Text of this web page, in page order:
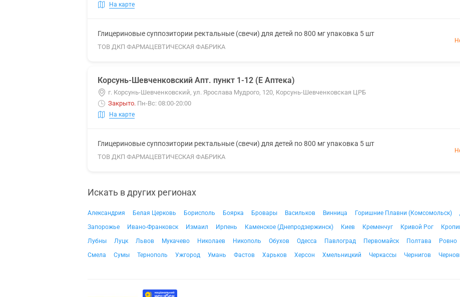
На карте
Глицериновые суппозитории ректальные (свечи) для детей по 800 мг упаковка 5 шт
ТОВ ДКП ФАРМАЦЕВТИЧЕСКАЯ ФАБРИКА
Корсунь-Шевченковский Апт. пункт 1-12 (Е Аптека)
г. Корсунь-Шевченковский, ул. Ярослава Мудрого, 120, Корсунь-Шевченковская ЦРБ
Закрыто. Пн-Вс: 08:00-20:00
На карте
Глицериновые суппозитории ректальные (свечи) для детей по 800 мг упаковка 5 шт
ТОВ ДКП ФАРМАЦЕВТИЧЕСКАЯ ФАБРИКА
Искать в других регионах
Александрия Белая Церковь Борисполь Боярка Бровары Васильков Винница Горишние Плавни (Комсомольск)
Запорожье
Ивано-Франковск Измаил Ирпень Каменское (Днепродзержинск) Киев Кременчуг Кривой Рог
Лубны
Луцк Львов Мукачево Николаев Никополь Обухов Одесса Павлоград Первомайск Полтава Ровно
Смела
Сумы Тернополь Ужгород Умань Фастов Харьков Херсон Хмельницкий Черкассы Чернигов